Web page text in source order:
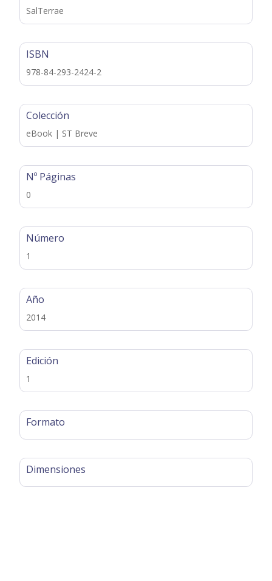
SalTerrae
ISBN
978-84-293-2424-2
Colección
eBook | ST Breve
Nº Páginas
0
Número
1
Año
2014
Edición
1
Formato
Dimensiones